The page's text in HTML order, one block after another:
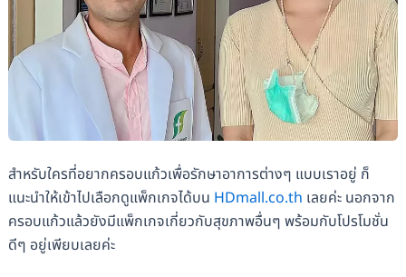
สำหรับใครที่อยากครอบแก้วเพื่อรักษาอาการต่างๆ แบบเราอยู่ ก็
แนะนำให้เข้าไปเลือกดูแพ็กเกจได้บน HDmall.co.th เลยค่ะ นอกจาก
ครอบแก้วแล้วยังมีแพ็กเกจเกี่ยวกับสุขภาพอื่นๆ พร้อมกับโปรโมชั่น
ดีๆ อยู่เพียบเลยค่ะ